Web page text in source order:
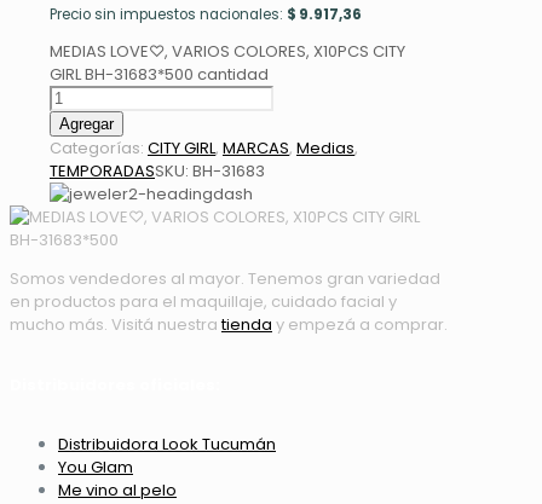
Precio sin impuestos nacionales: $ 9.917,36
MEDIAS LOVE♡, VARIOS COLORES, X10PCS CITY
GIRL BH-31683*500 cantidad
Agregar
Categorías: CITY GIRL, MARCAS, Medias,
TEMPORADASSKU: BH-31683
Somos vendedores al mayor. Tenemos gran variedad
en productos para el maquillaje, cuidado facial y
mucho más. Visitá nuestratienda y empezá a comprar.
Distribuidora Look Tucumán
You Glam
Me vino al pelo